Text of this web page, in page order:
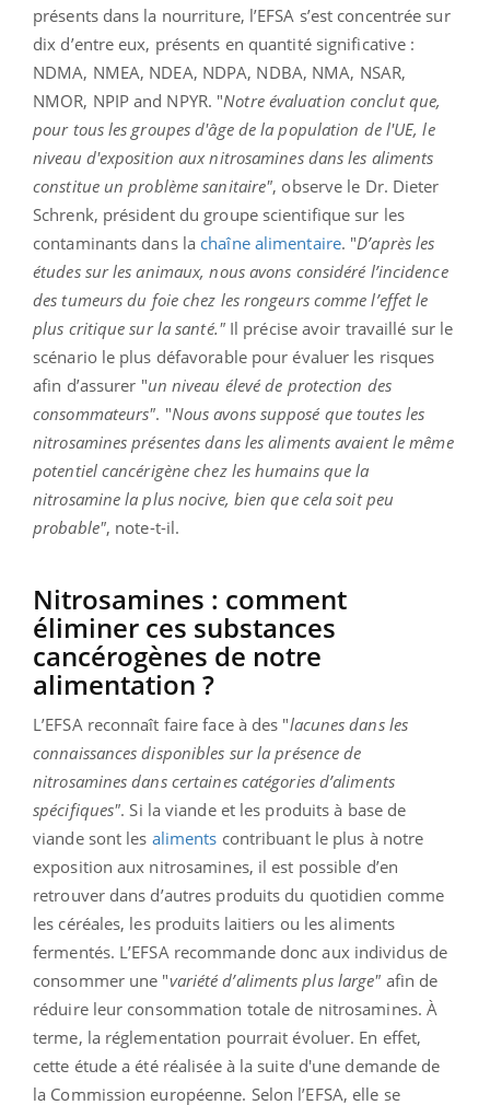
présents dans la nourriture, l’EFSA s’est concentrée sur
dix d’entre eux, présents en quantité significative :
NDMA, NMEA, NDEA, NDPA, NDBA, NMA, NSAR,
NMOR, NPIP and NPYR. "Notre évaluation conclut que,
pour tous les groupes d'âge de la population de l'UE, le
niveau d'exposition aux nitrosamines dans les aliments
constitue un problème sanitaire", observe le Dr. Dieter
Schrenk, président du groupe scientifique sur les
contaminants dans la chaîne alimentaire. "D’après les
études sur les animaux, nous avons considéré l’incidence
des tumeurs du foie chez les rongeurs comme l’effet le
plus critique sur la santé." Il précise avoir travaillé sur le
scénario le plus défavorable pour évaluer les risques
afin d’assurer "un niveau élevé de protection des
consommateurs". "Nous avons supposé que toutes les
nitrosamines présentes dans les aliments avaient le même
potentiel cancérigène chez les humains que la
nitrosamine la plus nocive, bien que cela soit peu
probable", note-t-il.
Nitrosamines : comment
éliminer ces substances
cancérogènes de notre
alimentation ?
L’EFSA reconnaît faire face à des "lacunes dans les
connaissances disponibles sur la présence de
nitrosamines dans certaines catégories d’aliments
spécifiques". Si la viande et les produits à base de
viande sont les aliments contribuant le plus à notre
exposition aux nitrosamines, il est possible d’en
retrouver dans d’autres produits du quotidien comme
les céréales, les produits laitiers ou les aliments
fermentés. L’EFSA recommande donc aux individus de
consommer une "variété d’aliments plus large" afin de
réduire leur consommation totale de nitrosamines. À
terme, la réglementation pourrait évoluer. En effet,
cette étude a été réalisée à la suite d'une demande de
la Commission européenne. Selon l’EFSA, elle se